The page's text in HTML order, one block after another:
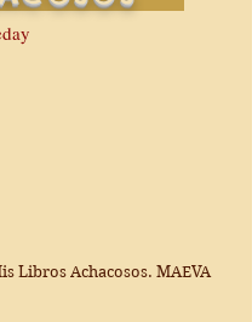
Libros Achacosos. MAEVA